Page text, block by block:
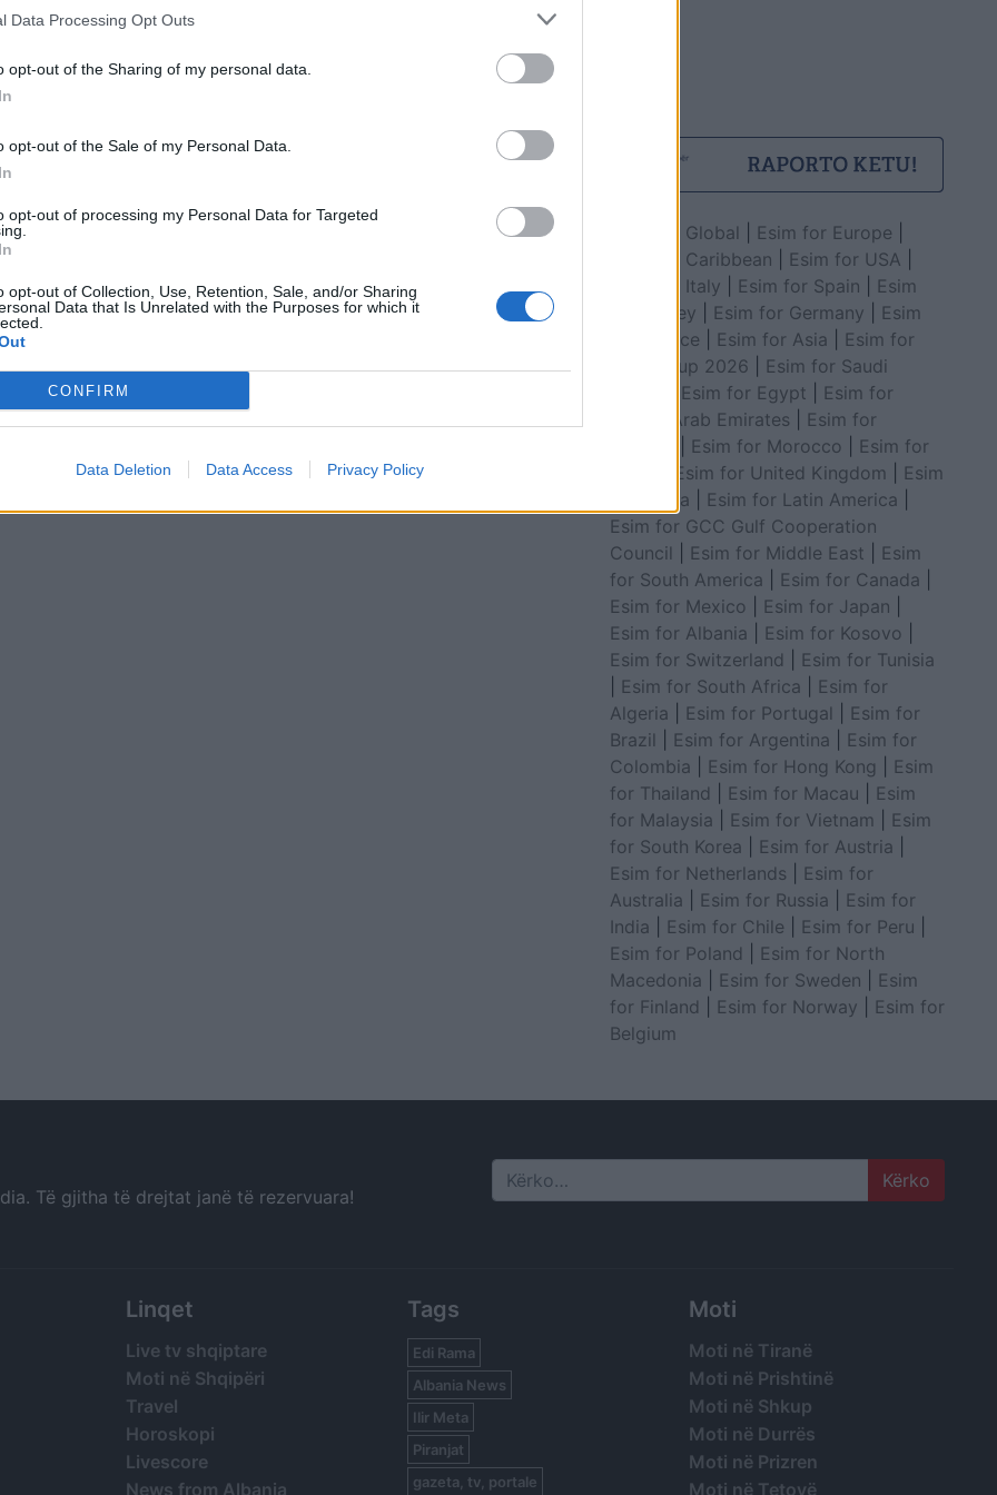
Data Processing Opt Outs
opt-out of the Sharing of my personal data.
opt-out of the Sale of my Personal Data.
opt-out of processing my Personal Data for Targeted
opt-out of Collection, Use, Retention, Sale, and/or Sharing
Data that Is Unrelated with the Purposes for which it
CONFIRM
Data Deletion Data Access Privacy Policy
Eurovision me spektatorë,
schedule 11:08 / 02/04/2021
Esim for Global Esim for Europe
Esim for Caribbean
Esim for USA
Esim for Italy
Esim for Spain
Esim
for Turkey
Esim for Germany
Esim
for Greece
Esim for Asia
Esim for
World Cup 2026
Esim for Saudi
Esim for Egypt
Esim for
United Arab Emirates
Esim for
Esim for Morocco
Esim for
Esim for United Kingdom
Esim
for Africa
Esim for Latin America
Esim for GCC Gulf Cooperation
Council
Esim for Middle East
Esim
for South America
Esim for Canada
Esim for Mexico
Esim for Japan
Esim for Albania
Esim for Kosovo
Esim for Switzerland
Esim for Tunisia
Esim for South Africa
Esim for
Algeria
Esim for Portugal
Esim for
Brazil
Esim for Argentina
Esim for
Colombia
Esim for Hong Kong
Esim
for Thailand
Esim for Macau
Esim
for Malaysia
Esim for Vietnam
Esim
for South Korea
Esim for Austria
Esim for Netherlands
Esim for
Australia
Esim for Russia
Esim for
India
Esim for Chile Esim for Peru
Esim for Poland
Esim for North
Macedonia
Esim for Sweden
Esim
for Finland
Esim for Norway
Esim for
Belgium
Të gjitha të drejtat janë të rezervuara! Search
Linqet
Live tv shqiptare
Moti në Shqipëri
Travel
Horoskopi
Livescore
News from Albania
Tags
Edi Rama
Albania News
Ilir Meta
Piranjat
gazeta, tv, portale
Moti
Moti në Tiranë
Moti në Prishtinë
Moti në Shkup
Moti në Durrës
Moti në Prizren
Moti në Tetovë